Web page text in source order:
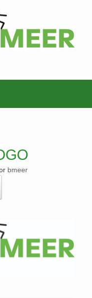
bmeer